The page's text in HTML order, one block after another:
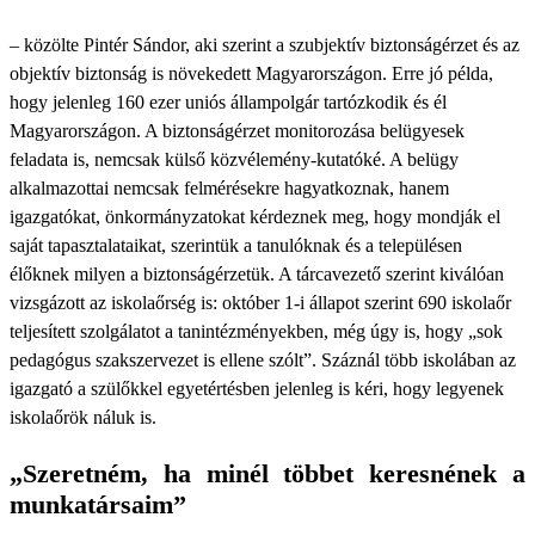
– közölte Pintér Sándor, aki szerint a szubjektív biztonságérzet és az
objektív biztonság is növekedett Magyarországon. Erre jó példa,
hogy jelenleg 160 ezer uniós állampolgár tartózkodik és él
Magyarországon. A biztonságérzet monitorozása belügyesek
feladata is, nemcsak külső közvélemény-kutatóké. A belügy
alkalmazottai nemcsak felmérésekre hagyatkoznak, hanem
igazgatókat, önkormányzatokat kérdeznek meg, hogy mondják el
saját tapasztalataikat, szerintük a tanulóknak és a településen
élőknek milyen a biztonságérzetük. A tárcavezető szerint kiválóan
vizsgázott az iskolaőrség is: október 1-i állapot szerint 690 iskolaőr
teljesített szolgálatot a tanintézményekben, még úgy is, hogy „sok
pedagógus szakszervezet is ellene szólt”. Száznál több iskolában az
igazgató a szülőkkel egyetértésben jelenleg is kéri, hogy legyenek
iskolaőrök náluk is.
„Szeretném, ha minél többet keresnének a
munkatársaim”